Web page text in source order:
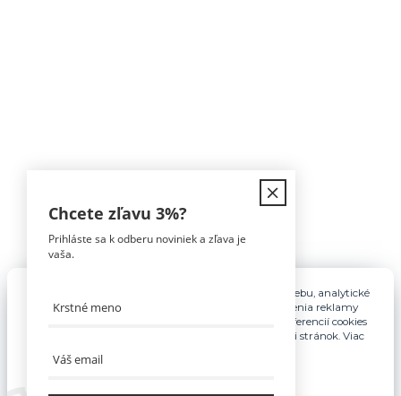
Tomáš Hula
Pre základnú funkčnosť, spríjemnenie používania webu, analytické
účely a v prípade udelenia súhlasu aj na účely cielenia reklamy
využívame súbory cookies. Nastavenie vlastných preferencií cookies
môžete kedykoľvek upraviť odkazom v spodnej časti stránok. Viac
Chcete zľavu 3%?
Prihláste sa k odberu noviniek a zľava je
vaša.